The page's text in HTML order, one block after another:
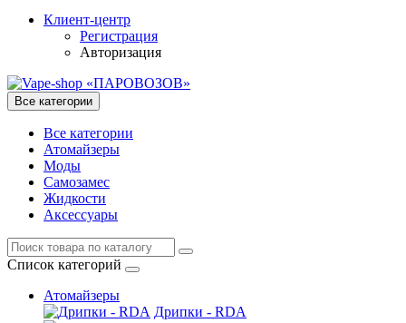
Клиент-центр
Регистрация
Авторизация
Все категории
Все категории
Атомайзеры
Моды
Самозамес
Жидкости
Аксессуары
Список категорий
Атомайзеры
Дрипки - RDA